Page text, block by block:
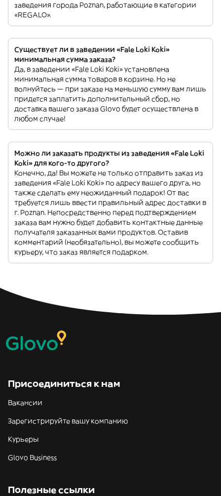
заведения города Poznan, работающие в категории
«REGALO».
Существует ли в заведении «Fale Loki Koki»
минимальная сумма заказа?
Да, в заведении «Fale Loki Koki» установлена
минимальная сумма товаров в корзине. Но не
волнуйтесь — при заказе на меньшую сумму вам лишь
придется заплатить дополнительный сбор, но
доставка вашего заказа Glovo будет осуществлена в
любом случае!
Можно ли заказать продукты из заведения «Fale Loki
Koki» для кого-то другого?
Конечно, да! Вы можете не только отправить заказ из
заведения «Fale Loki Koki» по адресу вашего друга, но
также сделать ему неожиданный подарок! От вас
требуется лишь ввести правильный адрес доставки в
г. Poznan. Непосредственно перед подтверждением
заказа вам нужно будет добавить контактные данные
получателя заказанных вами продуктов. Оставив
комментарий (необязательно), вы можете сообщить
курьеру, что заказ является подарком.
Присоединиться к нам
Вакансии
Зарегистрируйте вашу компанию
Курьеры
Glovo Business
Полезные ссылки